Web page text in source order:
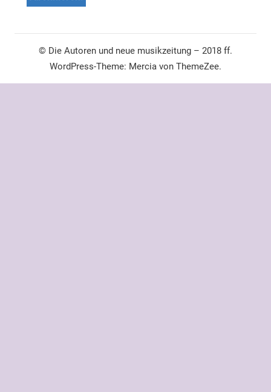
© Die Autoren und neue musikzeitung – 2018 ff.
WordPress-Theme: Mercia von ThemeZee.